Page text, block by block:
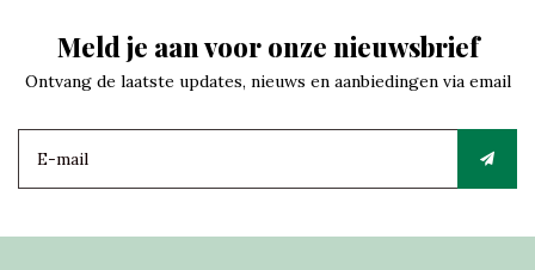
Meld je aan voor onze nieuwsbrief
Ontvang de laatste updates, nieuws en aanbiedingen via email